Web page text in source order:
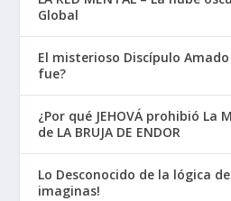
Global
El misterioso Discípulo Amado
fue?
¿Por qué JEHOVÁ prohibió La
de LA BRUJA DE ENDOR
Lo Desconocido de la lógica
imaginas!